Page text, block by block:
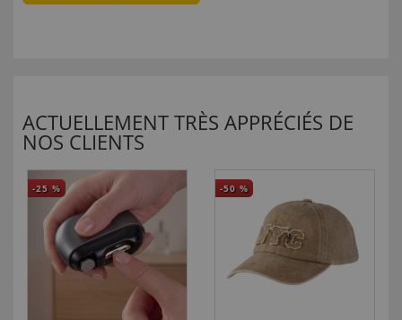
ACTUELLEMENT TRÈS APPRÉCIÉS DE
NOS CLIENTS
-25 % -50 %